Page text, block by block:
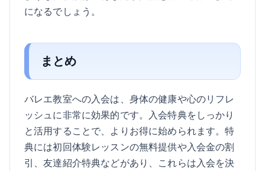
になるでしょう。
まとめ
バレエ教室への入会は、身体の健康や心のリフレ
ッシュに非常に効果的です。入会特典をしっかり
と活用することで、よりお得に始められます。特
典には初回体験レッスンの無料提供や入会金の割
引、友達紹介特典などがあり、これらは入会を決